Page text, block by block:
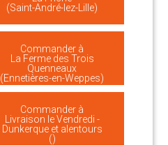
(Saint-André-lez-Lille)
Commander à
La Ferme des Trois
Quenneaux
(Ennetières-en-Weppes)
Commander à
Livraison le Vendredi -
Dunkerque et alentours
()